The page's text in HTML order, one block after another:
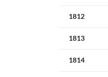
1812
1813
1814